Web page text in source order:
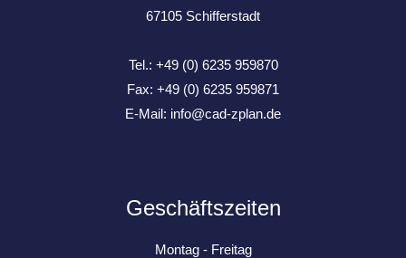
67105 Schifferstadt
Tel.: +49 (0) 6235 959870
Fax: +49 (0) 6235 959871
E-Mail: info@cad-zplan.de
Geschäftszeiten
Montag - Freitag